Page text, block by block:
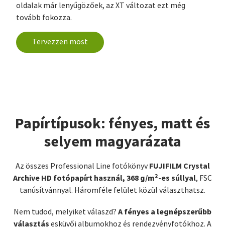
oldalak már lenyűgözőek, az XT változat ezt még
tovább fokozza.
Tervezzen most
Papírtípusok: fényes, matt és
selyem magyarázata
Az összes Professional Line fotókönyvFUJIFILM Crystal
Archive HD fotópapírt használ, 368 g/m²-es súllyal, FSC
tanúsítvánnyal. Háromféle felület közül választhatsz.
Nem tudod, melyiket válaszd? A fényes a legnépszerűbb
választás esküvői albumokhoz és rendezvényfotókhoz. A